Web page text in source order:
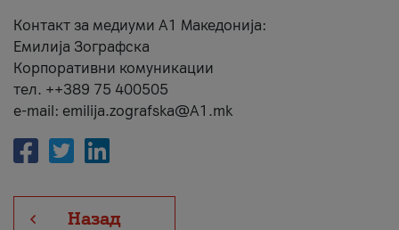
Контакт за медиуми А1 Македонија:
Емилија Зографска
Корпоративни комуникации
тел. ++389 75 400505
e-mail: emilija.zografska@A1.mk
Назад